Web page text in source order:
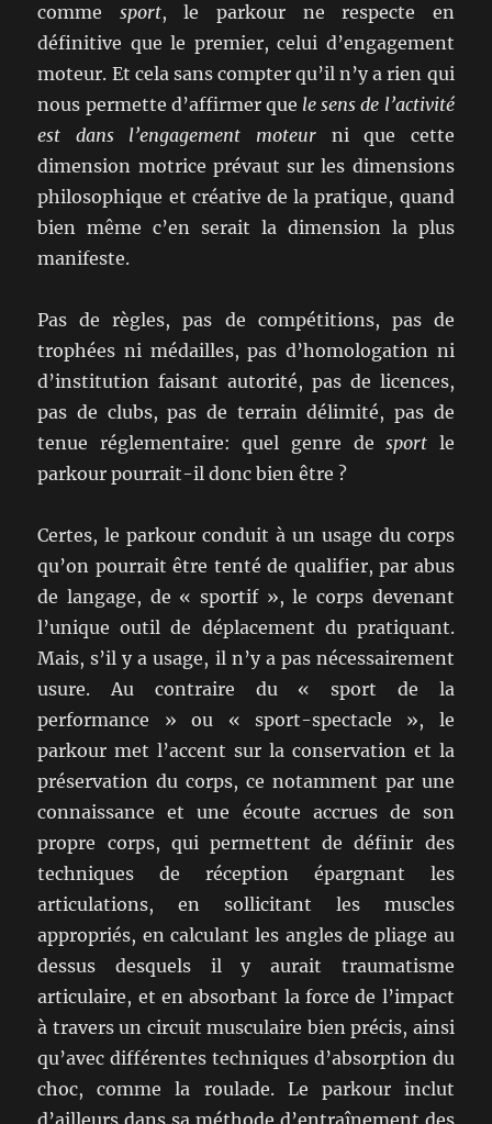
comme sport, le parkour ne respecte en
définitive que le premier, celui d’engagement
moteur. Et cela sans compter qu’il n’y a rien qui
nous permette d’affirmer que le sens de l’activité
est dans l’engagement moteur ni que cette
dimension motrice prévaut sur les dimensions
philosophique et créative de la pratique, quand
bien même c’en serait la dimension la plus
manifeste.
Pas de règles, pas de compétitions, pas de
trophées ni médailles, pas d’homologation ni
d’institution faisant autorité, pas de licences,
pas de clubs, pas de terrain délimité, pas de
tenue réglementaire: quel genre desport le
parkour pourrait-il donc bien être ?
Certes, le parkour conduit à un usage du corps
qu’on pourrait être tenté de qualifier, par abus
de langage, de « sportif », le corps devenant
l’unique outil de déplacement du pratiquant.
Mais, s’il y a usage, il n’y a pas nécessairement
usure. Au contraire du « sport de la
performance » ou « sport-spectacle », le
parkour met l’accent sur la conservation et la
préservation du corps, ce notamment par une
connaissance et une écoute accrues de son
propre corps, qui permettent de définir des
techniques de réception épargnant les
articulations, en sollicitant les muscles
appropriés, en calculant les angles de pliage au
dessus desquels il y aurait traumatisme
articulaire, et en absorbant la force de l’impact
à travers un circuit musculaire bien précis, ainsi
qu’avec différentes techniques d’absorption du
choc, comme la roulade. Le parkour inclut